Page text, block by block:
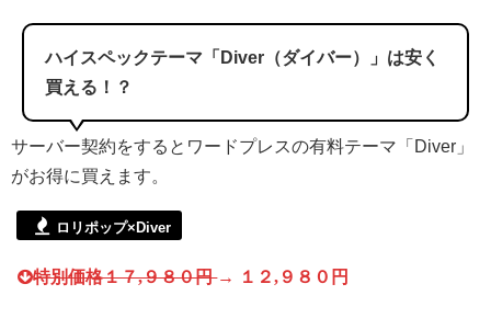
ハイスペックテーマ「Diver（ダイバー）」は安く
買える！？
サーバー契約をするとワードプレスの有料テーマ「Diver」
がお得に買えます。
ロリポップ×Diver
特別価格１７,９８０円→ １２,９８０円